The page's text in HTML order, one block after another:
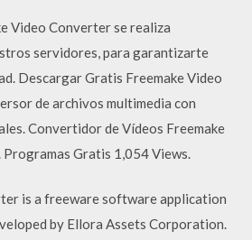
Video Converter se realiza
servidores, para garantizarte
Descargar Gratis Freemake Video
de archivos multimedia con
Convertidor de Vídeos Freemake
Gratis 1,054 Views.
is a freeware software application
by Ellora Assets Corporation.